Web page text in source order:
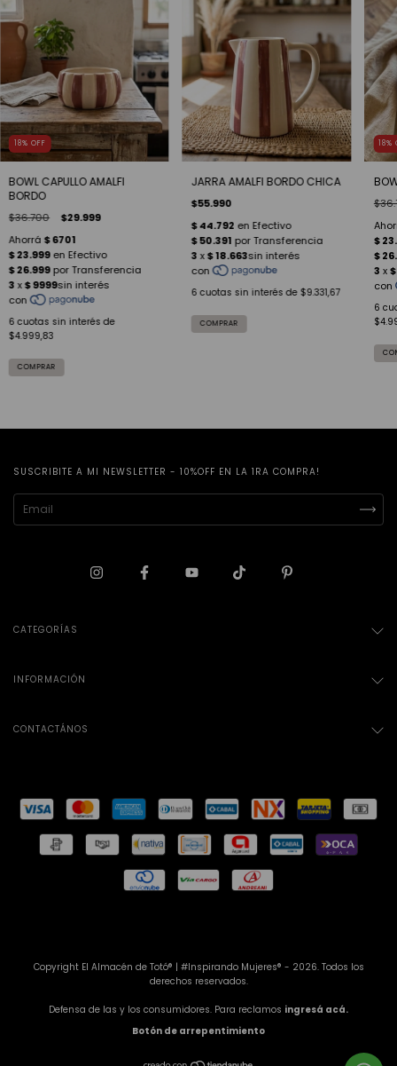
18% OFF
BOWL CAPULLO AMALFI
BORDO
$36.700 $29.999
6 cuotas sin interés de
$4.999,83
JARRA AMALFI BORDO CHICA
$55.990
6 cuotas sin interés de $9.331,67
18%
6
SUSCRIBITE A MI NEWSLETTER - 10%OFF EN LA 1RA COMPRA!
CATEGORÍAS
INFORMACIÓN
CONTACTÁNOS
Copyright El Almacén de Totó® | #Inspirando Mujeres® - 2026. Todos los
derechos reservados.
Defensa de las y los consumidores. Para reclamos ingresá acá.
Botón de arrepentimiento